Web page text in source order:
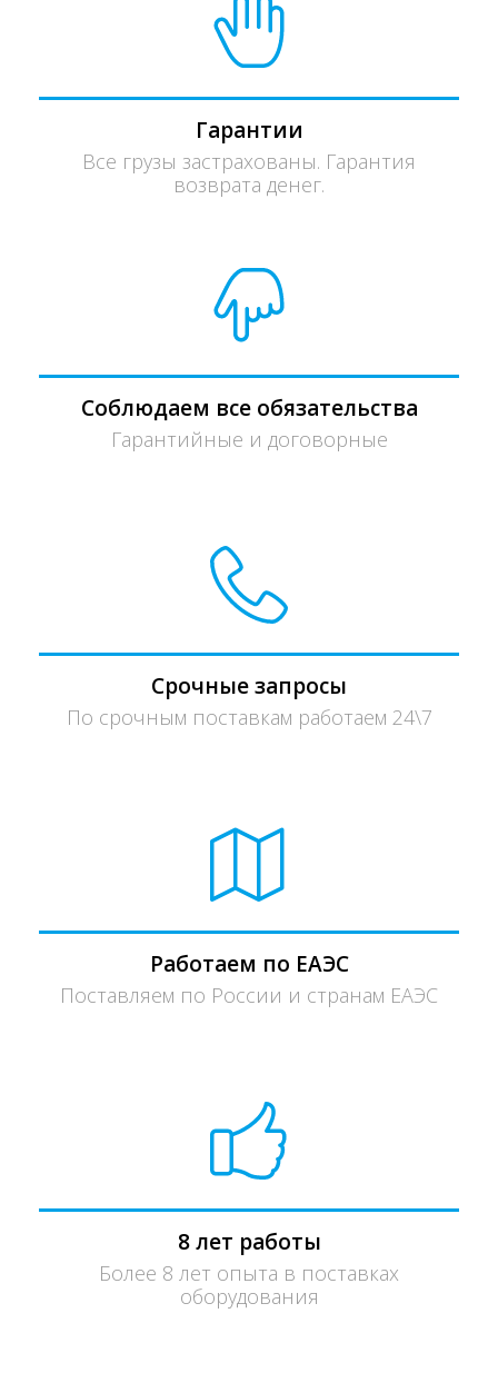
Гарантии
Все грузы застрахованы. Гарантия
возврата денег.
Соблюдаем все обязательства
Гарантийные и договорные
Срочные запросы
По срочным поставкам работаем 24\7
Работаем по ЕАЭС
Поставляем по России и странам ЕАЭС
8 лет работы
Более 8 лет опыта в поставках
оборудования